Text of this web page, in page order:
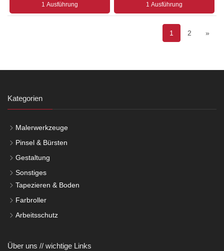
1 Ausführung 1 Ausführung
1 2 »
Kategorien
Malerwerkzeuge
Pinsel & Bürsten
Gestaltung
Sonstiges
Tapezieren & Boden
Farbroller
Arbeitsschutz
Über uns // wichtige Links